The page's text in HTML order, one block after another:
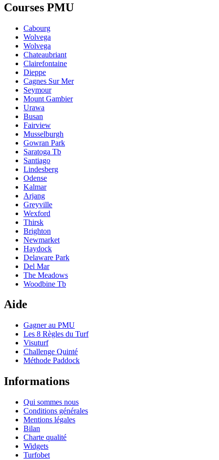
Courses PMU
Cabourg
Wolvega
Wolvega
Chateaubriant
Clairefontaine
Dieppe
Cagnes Sur Mer
Seymour
Mount Gambier
Urawa
Busan
Fairview
Musselburgh
Gowran Park
Saratoga Tb
Santiago
Lindesberg
Odense
Kalmar
Arjang
Greyville
Wexford
Thirsk
Brighton
Newmarket
Haydock
Delaware Park
Del Mar
The Meadows
Woodbine Tb
Aide
Gagner au PMU
Les 8 Règles du Turf
Visuturf
Challenge Quinté
Méthode Paddock
Informations
Qui sommes nous
Conditions générales
Mentions légales
Bilan
Charte qualité
Widgets
Turfobet